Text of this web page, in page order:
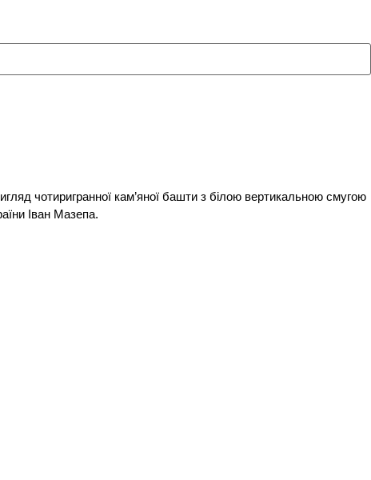
чотиригранної кам’яної башти з білою вертикальною смугою
Іван Мазепа.